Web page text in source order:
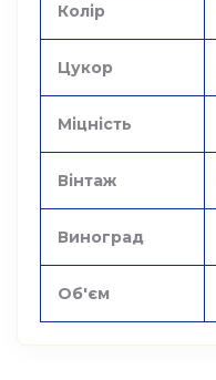
Колір
Цукор
Міцність
Вінтаж
Виноград
Об'єм